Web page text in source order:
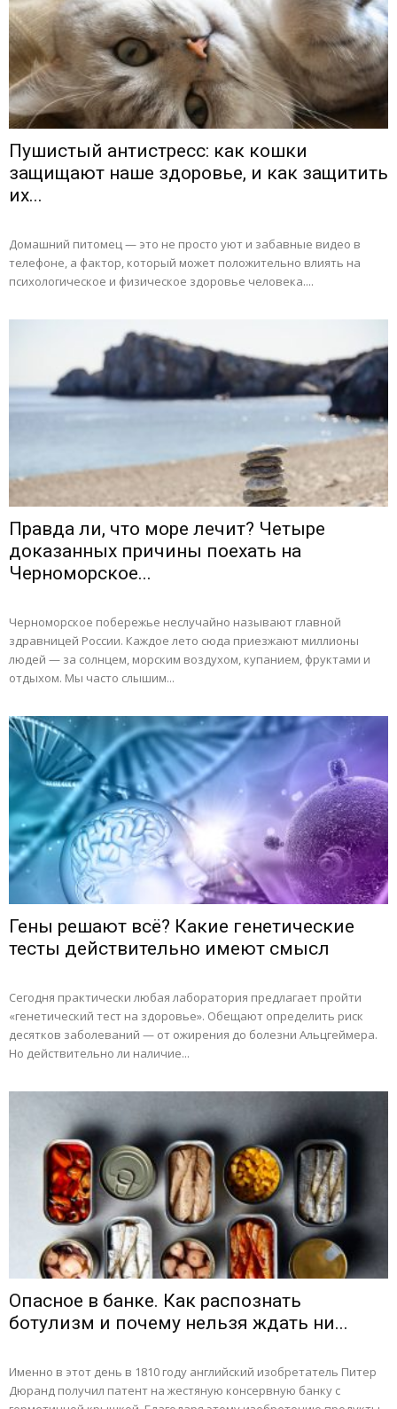
Пушистый антистресс: как кошки
защищают наше здоровье, и как защитить
их...
Домашний питомец — это не просто уют и забавные видео в
телефоне, а фактор, который может положительно влиять на
психологическое и физическое здоровье человека....
Правда ли, что море лечит? Четыре
доказанных причины поехать на
Черноморское...
Черноморское побережье неслучайно называют главной
здравницей России. Каждое лето сюда приезжают миллионы
людей — за солнцем, морским воздухом, купанием, фруктами и
отдыхом. Мы часто слышим...
Гены решают всё? Какие генетические
тесты действительно имеют смысл
Сегодня практически любая лаборатория предлагает пройти
«генетический тест на здоровье». Обещают определить риск
десятков заболеваний — от ожирения до болезни Альцгеймера.
Но действительно ли наличие...
Опасное в банке. Как распознать
ботулизм и почему нельзя ждать ни...
Именно в этот день в 1810 году английский изобретатель Питер
Дюранд получил патент на жестяную консервную банку с